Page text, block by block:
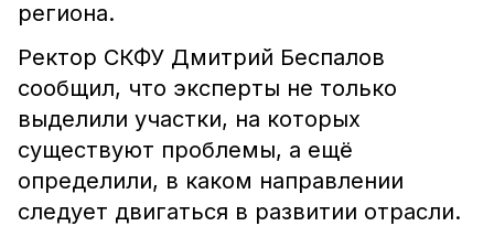
региона.
Ректор СКФУ Дмитрий Беспалов
сообщил, что эксперты не только
выделили участки, на которых
существуют проблемы, а ещё
определили, в каком направлении
следует двигаться в развитии отрасли.